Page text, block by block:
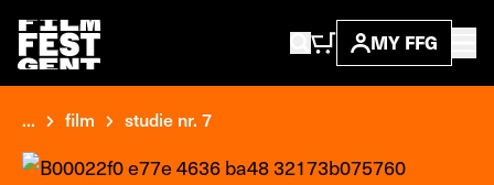
MY FFG
... film studie nr. 7